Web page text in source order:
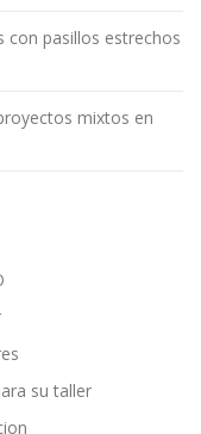
con pasillos estrechos
mixtos en
su taller